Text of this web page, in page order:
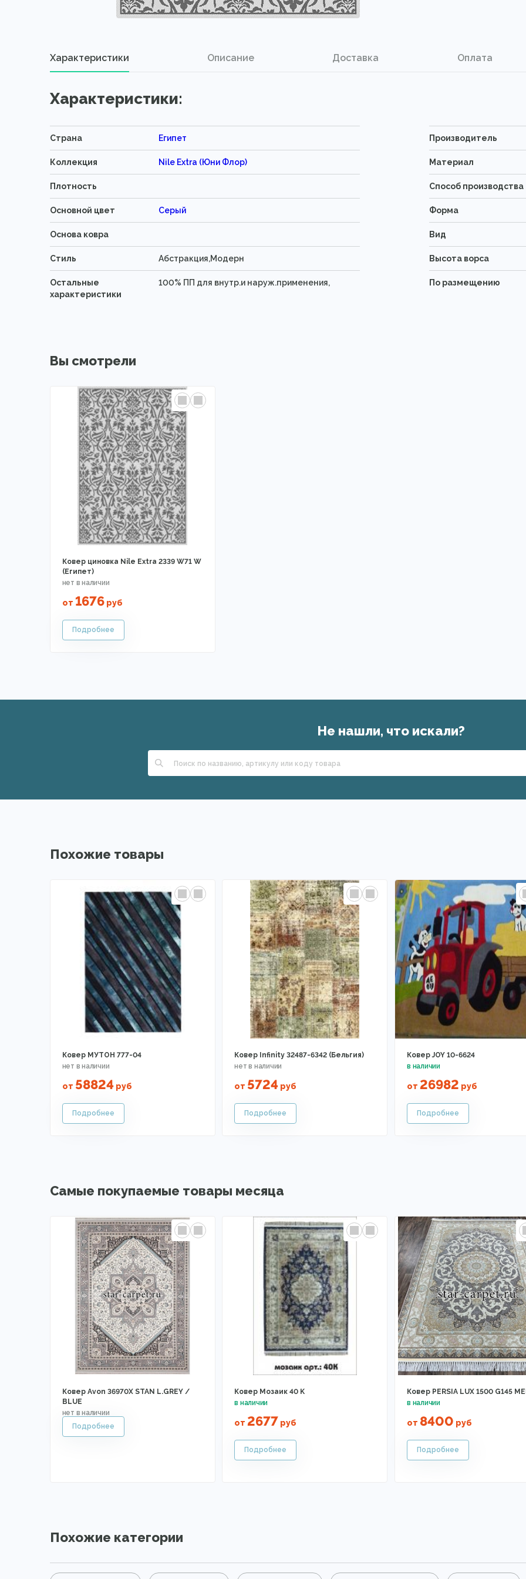
Характеристики Описание Доставка Оплата
Характеристики:
Страна Египет Производитель
Коллекция Nile Extra (Юни Флор) Материал
Плотность Способ производства
Основной цвет Серый Форма
Основа ковра Вид
Стиль Абстракция,Модерн Высота ворса
Остальные
характеристики
100% ПП для внутр.и наруж.применения, По размещению
Вы смотрели
Ковер циновка Nile Extra 2339 W71 W
(Египет)
от 1676руб
Не нашли, что искали?
Похожие товары
Ковер МУТОН 777-04
от 58824руб
Ковер Infinity 32487-6342 (Бельгия)
от 5724 руб
Ковер JOY 10-6624
от 26982 руб
Самые покупаемые товары месяца
Ковер Avon 36970X STAN L.GREY /
BLUE
Ковер Мозаик 40 K
от 2677 руб
Ковер PERSIA LUX 1500 G145
от 8400 руб
Похожие категории